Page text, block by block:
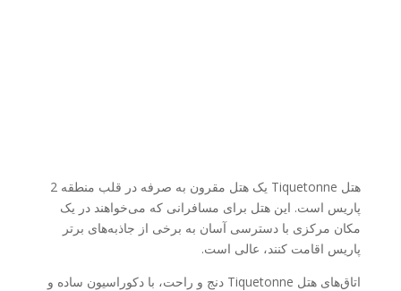
هتل Tiquetonne یک هتل مقرون به صرفه در قلب منطقه 2
پاریس است. این هتل برای مسافرانی که می‌خواهند در یک
مکان مرکزی با دسترسی آسان به برخی از جاذبه‌های برتر
پاریس اقامت کنند، عالی است.
اتاق‌های هتل Tiquetonne دنج و راحت، با دکوراسیون ساده و